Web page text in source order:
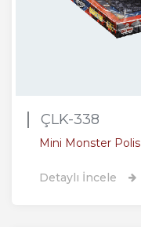
ÇLK-338
Mini Monster Polis
Detaylı İncele